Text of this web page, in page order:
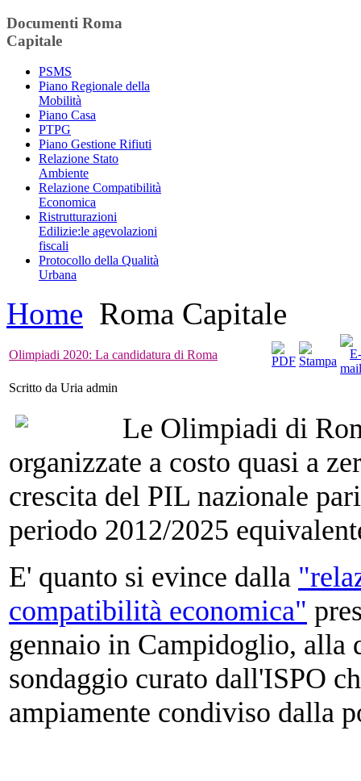
Documenti Roma
Capitale
PSMS
Piano Regionale della
Mobilità
Piano Casa
PTPG
Piano Gestione Rifiuti
Relazione Stato
Ambiente
Relazione Compatibilità
Economica
Ristrutturazioni
Edilizie:le agevolazioni
fiscali
Protocollo della Qualità
Urbana
Home Roma Capitale
Olimpiadi 2020: La candidatura di Roma
Scritto da Uria admin
Le Olimpiadi di
organizzate a costo quasi a
crescita del PIL nazionale
periodo 2012/2025
E' quanto si evince dalla
compatibilità economica"
gennaio in Campidoglio, alla
sondaggio curato dall'ISPO
ampiamente condiviso dalla